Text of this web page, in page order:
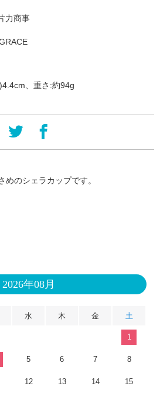
力商事
、重さ:約94g
めのシェラカップです。
2026年08月
水 木 金 土
1
5 6 7 8
12 13 14 15